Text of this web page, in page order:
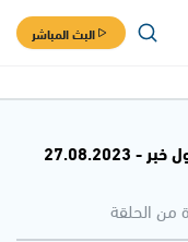
البث المباشر
- 27.08.2023
من الحلقة